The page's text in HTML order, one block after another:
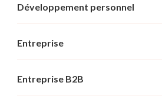
Développement personnel
Entreprise
Entreprise B2B